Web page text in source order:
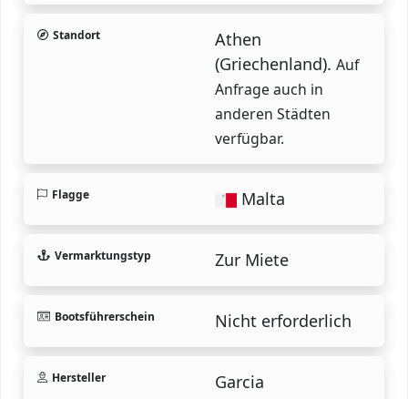
Standort
Athen
(Griechenland). Auf
Anfrage auch in
anderen Städten
verfügbar.
Flagge Malta
Vermarktungstyp Zur Miete
Bootsführerschein Nicht erforderlich
Hersteller Garcia